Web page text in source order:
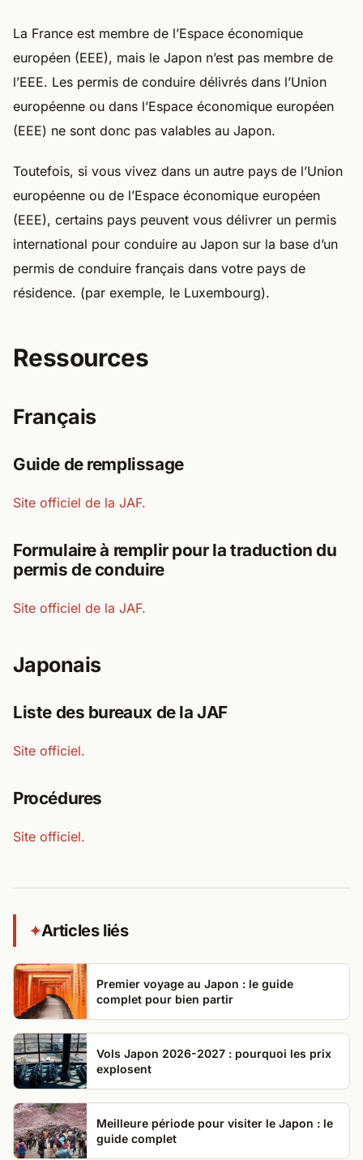
La France est membre de l’Espace économique
européen (EEE), mais le Japon n’est pas membre de
l’EEE. Les permis de conduire délivrés dans l’Union
européenne ou dans l’Espace économique européen
(EEE) ne sont donc pas valables au Japon.
Toutefois, si vous vivez dans un autre pays de l’Union
européenne ou de l’Espace économique européen
(EEE), certains pays peuvent vous délivrer un permis
international pour conduire au Japon sur la base d’un
permis de conduire français dans votre pays de
résidence. (par exemple, le Luxembourg).
Ressources
Français
Guide de remplissage
Site officiel de la JAF.
Formulaire à remplir pour la traduction du
permis de conduire
Site officiel de la JAF.
Japonais
Liste des bureaux de la JAF
Site officiel.
Procédures
Site officiel.
✦Articles liés
Premier voyage au Japon : le guide
complet pour bien partir
Vols Japon 2026-2027 : pourquoi les prix
explosent
Meilleure période pour visiter le Japon : le
guide complet